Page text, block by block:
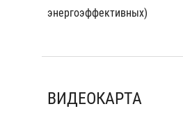
энергоэффективных)
ВИДЕОКАРТА